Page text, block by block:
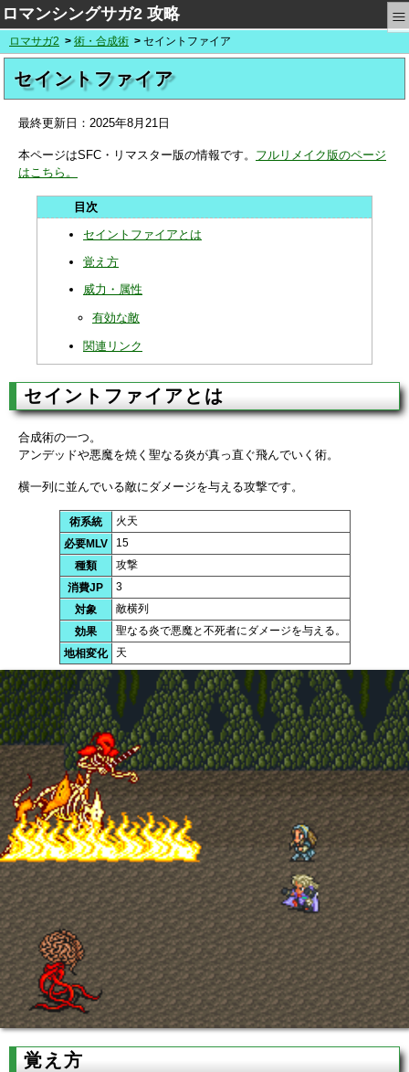
ロマンシングサガ2 攻略 ≡
ロマサガ2 術・合成術 セイントファイア
セイントファイア
最終更新日： 2025年8月21日
本ページはSFC・リマスター版の情報です。 フルリメイク版のページ
はこちら。
セイントファイアとは
覚え方
威力・属性
有効な敵
関連リンク
セイントファイアとは
合成術の一つ。
アンデッドや悪魔を焼く聖なる炎が真っ直ぐ飛んでいく術。
横一列に並んでいる敵にダメージを与える攻撃です。
術系統
火天
必要MLV
15
種類
攻撃
消費JP
3
対象
敵横列
効果
聖なる炎で悪魔と不死者にダメージを与える。
地相変化
天
覚え方